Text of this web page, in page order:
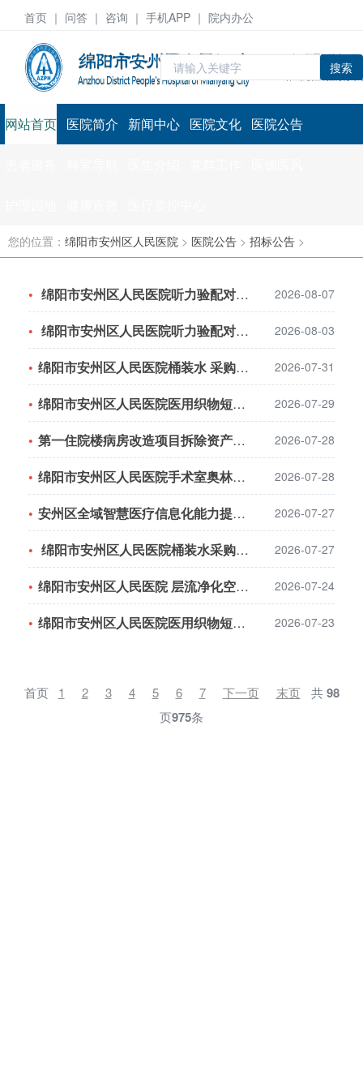
首页 ｜ 问答 ｜ 咨询 ｜ 手机APP ｜ 院内办公
搜索
网站首页 医院简介 新闻中心 医院文化 医院公告
您的位置： 绵阳市安州区人民医院 > 医院公告 > 招标公告 >
绵阳市安州区人民医院听力验配对外合作运营项目 公开招租公告（第二次） 2026-08-07
绵阳市安州区人民医院听力验配对外合作运营项目 公开招租公告 2026-08-03
绵阳市安州区人民医院桶装水 采购结果公告 2026-07-31
绵阳市安州区人民医院医用织物短期洗涤服务采购结果公告 2026-07-29
第一住院楼病房改造项目拆除资产残值评估服务 采购结果公告 2026-07-28
绵阳市安州区人民医院手术室奥林巴斯高频电刀维修服务采购结果公告 2026-07-28
安州区全域智慧医疗信息化能力提升体系建设项目 专项债券咨询服务市场调查公告 2026-07-27
绵阳市安州区人民医院桶装水采购公告 2026-07-27
绵阳市安州区人民医院 层流净化空调维保服务项目市场调研公告 2026-07-24
绵阳市安州区人民医院医用织物短期洗涤服务采购公告 2026-07-23
首页 1 2 3 4 5 6 7 下一页 末页 共98
页975条